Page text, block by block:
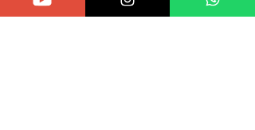
en ti, sanar lo que te detiene
y construir la vida que sueñas.